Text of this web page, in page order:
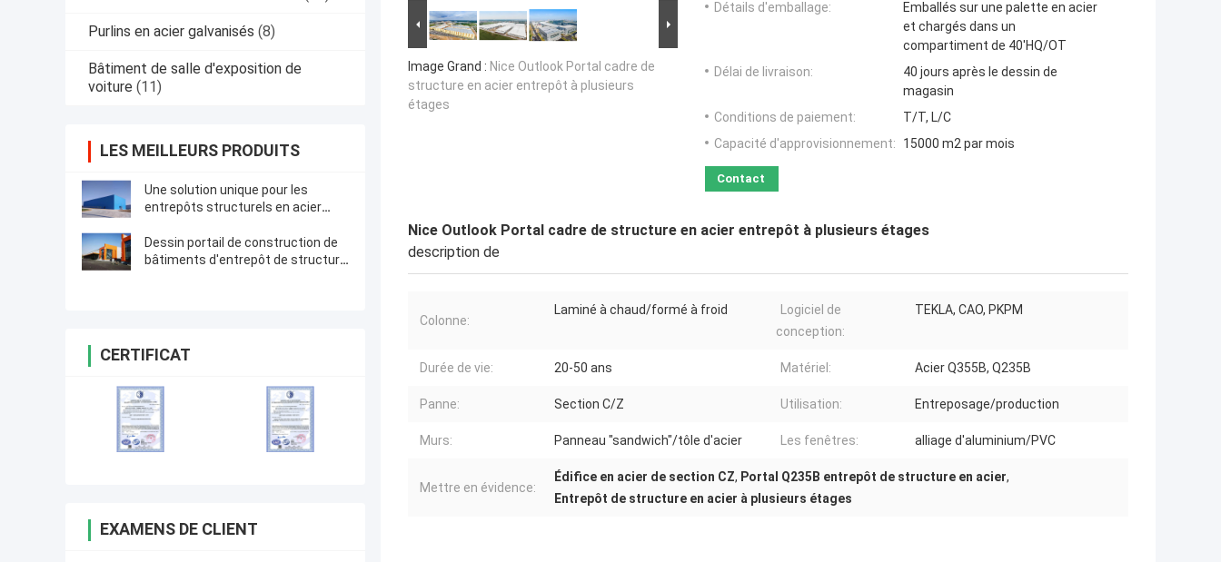
Purlins en acier galvanisés (8)
Bâtiment de salle d'exposition de
voiture (11)
LES MEILLEURS PRODUITS
Une solution unique pour les
entrepôts structurels en acier
Dessin portail de construction de
bâtiments d'entrepôt de structure
CERTIFICAT
EXAMENS DE CLIENT
Image Grand : Nice Outlook Portal cadre de
structure en acier entrepôt à plusieurs
étages
Détails d'emballage:
Emballés sur une palette en acier
et chargés dans un
compartiment de 40'HQ/OT
Délai de livraison:
40 jours après le dessin de
magasin
Conditions de paiement:
T/T, L/C
Capacité d'approvisionnement:
15000 m2 par mois
Contact
Nice Outlook Portal cadre de structure en acier entrepôt à plusieurs étages
description de
Colonne:
Laminé à chaud/formé à froid
Logiciel de
conception:
TEKLA, CAO, PKPM
Durée de vie: 20-50 ans Matériel: Acier Q355B, Q235B
Panne: Section C/Z Utilisation: Entreposage/production
Murs: Panneau "sandwich"/tôle d'acier Les fenêtres: alliage d'aluminium/PVC
Mettre en évidence:
Édifice en acier de section CZ, Portal Q235B entrepôt de structure en acier,
Entrepôt de structure en acier à plusieurs étages